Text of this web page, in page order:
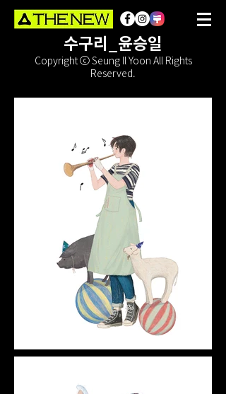
수구리_윤승일
Copyright ⓒ Seung Il Yoon All Rights
Reserved.